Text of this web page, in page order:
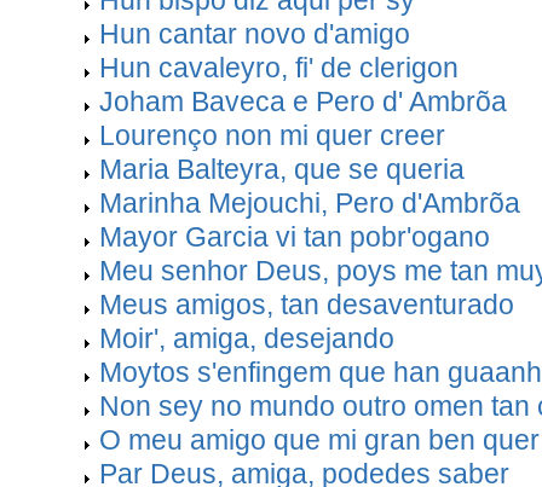
Hun cantar novo d'amigo
Hun cavaleyro, fi' de clerigon
Joham Baveca e Pero d' Ambrõa
Lourenço non mi quer creer
Maria Balteyra, que se queria
Marinha Mejouchi, Pero d'Ambrõa
Mayor Garcia vi tan pobr'ogano
Meu senhor Deus, poys me tan
Meus amigos, tan desaventurado
Moir', amiga, desejando
Moytos s'enfingem que han
Non sey no mundo outro omen tan
O meu amigo que mi gran ben quer
Par Deus, amiga, podedes saber